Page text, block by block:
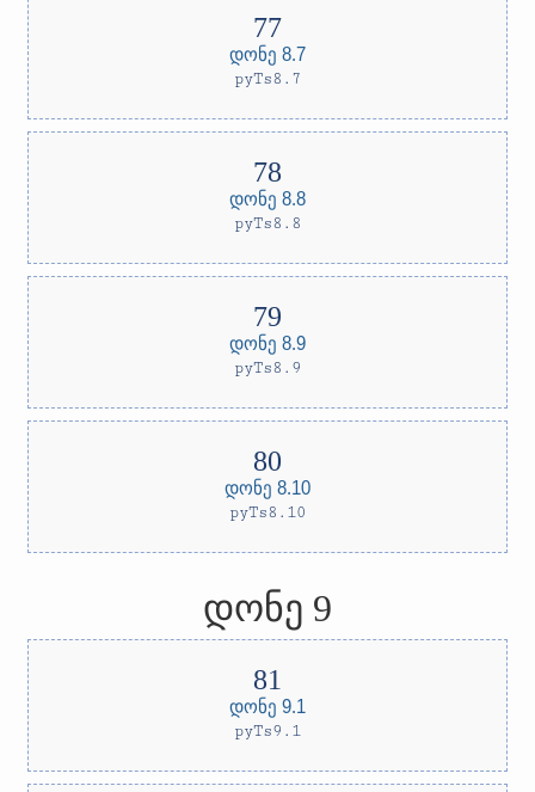
დონე 8.7
pyTs8.7
დონე 8.8
pyTs8.8
დონე 8.9
pyTs8.9
დონე 8.10
pyTs8.10
დონე 9
დონე 9.1
pyTs9.1